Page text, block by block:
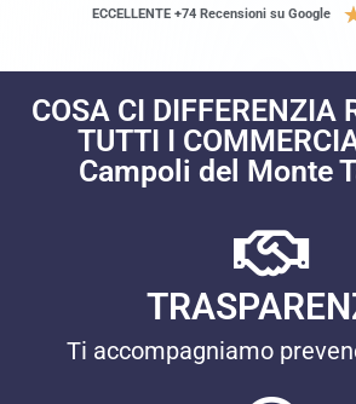
ECCELLENTE +74 Recensioni su Google
COSA CI DIFFERENZIA
TUTTI I
Campoli del Monte
Ti accompagniamo